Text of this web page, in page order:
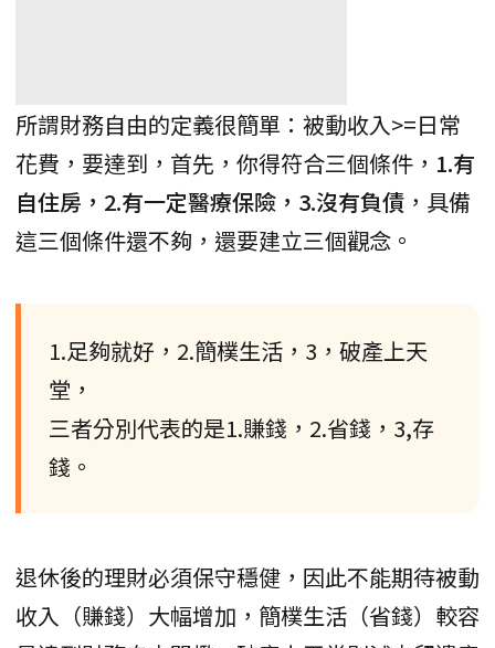
所謂財務自由的定義很簡單：被動收入>=日常
花費，要達到，首先，你得符合三個條件， 1.有
自住房，2.有一定醫療保險，3.沒有負債 ，具備
這三個條件還不夠，還要建立三個觀念。
1.足夠就好，2.簡樸生活，3，破產上天
堂，
三者分別代表的是1.賺錢，2.省錢，3,存
錢。
退休後的理財必須保守穩健，因此不能期待被動
收入（賺錢）大幅增加，簡樸生活（省錢）較容